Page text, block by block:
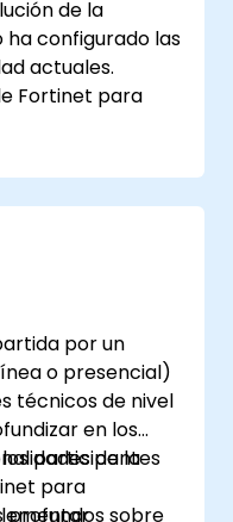
de la
configurado las
actuales.
Fortinet para
de
de las
brindar una
por un
o presencial)
técnicos de nivel
en los
de la
para
participantes
profundos sobre